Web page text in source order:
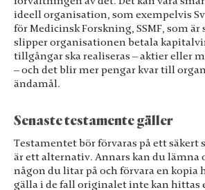
ideell organisation, som exempelvis
för Medicinsk Forskning, SSMF, som är
slipper organisationen betala
tillgångar ska realiseras – aktier eller
– och det blir mer pengar kvar till
ändamål.
Senaste testamente gäller
Testamentet bör förvaras på ett säkert
är ett alternativ. Annars kan du
någon du litar på och förvara en kopia
gälla i de fall originalet inte kan hittas